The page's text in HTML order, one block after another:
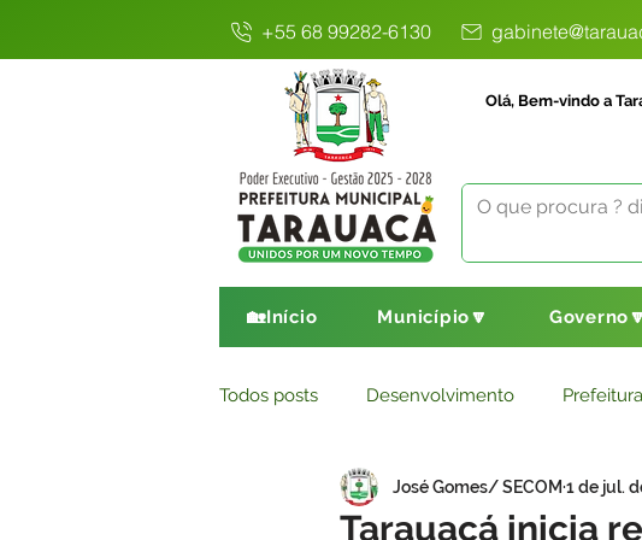
+55 68 99282-6130
Olá, Bem-vindo a
🏡Início Município🔽 Governo🔽
Todos posts Desenvolvimento Prefeitura
Comunicado Educação
Tarauacá inicia
José Gomes/ SECOM 1 de jul.